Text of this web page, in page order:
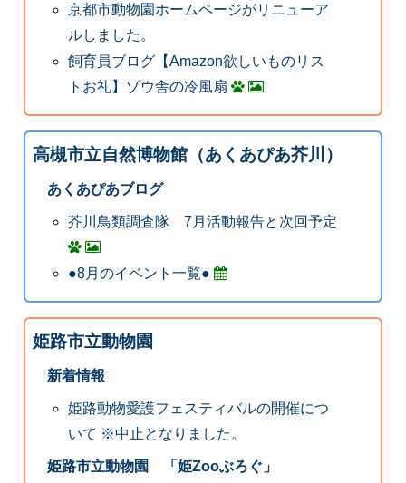
京都市動物園ホームページがリニューア
ルしました。
飼育員ブログ【Amazon欲しいものリス
トお礼】ゾウ舎の冷風扇
高槻市立自然博物館（あくあぴあ芥川）
あくあぴあブログ
芥川鳥類調査隊 7月活動報告と次回予定
●8月のイベント一覧●
姫路市立動物園
新着情報
姫路動物愛護フェスティバルの開催につ
いて ※中止となりました。
姫路市立動物園 「姫Zooぶろぐ」